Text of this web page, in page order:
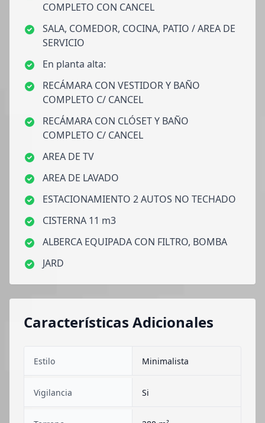
COMPLETO CON CANCEL
SALA, COMEDOR, COCINA, PATIO / AREA DE
SERVICIO
En planta alta:
RECÁMARA CON VESTIDOR Y BAÑO
COMPLETO C/ CANCEL
RECÁMARA CON CLÓSET Y BAÑO
COMPLETO C/ CANCEL
AREA DE TV
AREA DE LAVADO
ESTACIONAMIENTO 2 AUTOS NO TECHADO
CISTERNA 11 m3
ALBERCA EQUIPADA CON FILTRO, BOMBA
JARD
Características Adicionales
Estilo Minimalista
Vigilancia Si